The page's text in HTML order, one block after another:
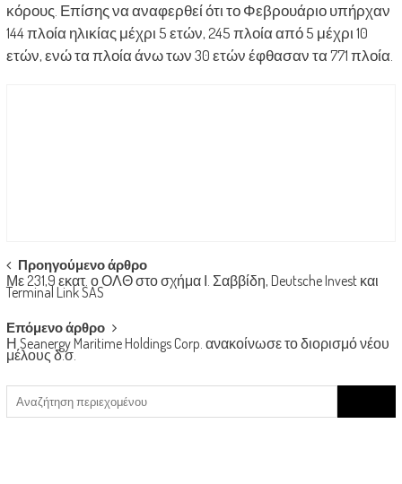
κόρους. Επίσης να αναφερθεί ότι το Φεβρουάριο υπήρχαν
144 πλοία ηλικίας μέχρι 5 ετών, 245 πλοία από 5 μέχρι 10
ετών, ενώ τα πλοία άνω των 30 ετών έφθασαν τα 771 πλοία.
Post
navigation
Προηγούμενο άρθρο
Με 231,9 εκατ. ο ΟΛΘ στο σχήμα Ι. Σαββίδη, Deutsche Invest και
Terminal Link SAS
Επόμενο άρθρο
Η Seanergy Maritime Holdings Corp. ανακοίνωσε το διορισμό νέου
μέλους δ.σ.
for: